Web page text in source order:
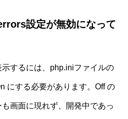
設定が無効になって
するには、php.iniファイルの
にする必要があります。Off の
画面に現れず、開発中であっ